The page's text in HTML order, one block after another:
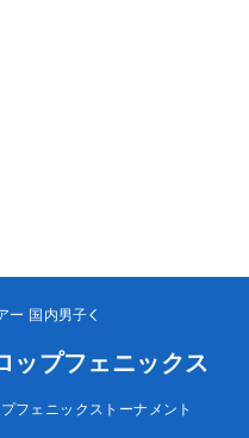
ー 国内男子
ップフェニックス
フェニックストーナメント